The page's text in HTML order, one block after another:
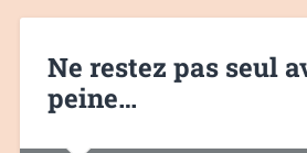
Ne restez pas seul
peine…